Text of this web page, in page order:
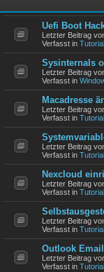
Uefi Boot
Letzter Beitrag
Verfasst in Tutorial
Sysinternals
Letzter Beitrag
Verfasst in
Macadresse
Letzter Beitrag
Verfasst in Tutorial
Letzter Beitrag
Verfasst in Tutorial
Nexcloud
Letzter Beitrag
Verfasst in Tutorial
Letzter Beitrag
Verfasst in Tutorial
Outlook
Letzter Beitrag
Verfasst in Tutorial